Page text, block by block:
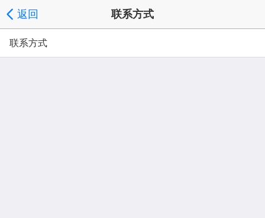
返回 联系方式
联系方式